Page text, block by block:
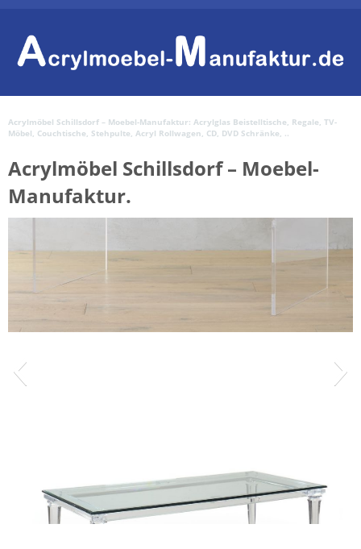
Acrylmöbel Schillsdorf – Moebel-Manufaktur: Acrylglas Beistelltische, Regale, TV-
Möbel, Couchtische, Stehpulte, Acryl Rollwagen, CD, DVD Schränke, ..
Acrylmöbel Schillsdorf – Moebel-
Manufaktur.